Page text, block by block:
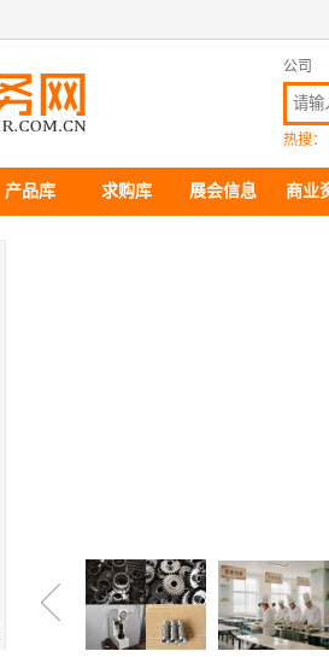
公司
热搜：
产品库 求购库 展会信息 商业